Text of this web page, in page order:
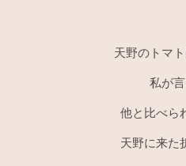
天野のトマ
私が
他と比べら
天野に来た